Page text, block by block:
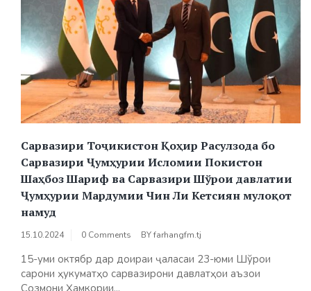
Сарвазири Тоҷикистон Қоҳир Расулзода бо
Сарвазири Ҷумҳурии Исломии Покистон
Шаҳбоз Шариф ва Сарвазири Шўрои давлатии
Ҷумҳурии Мардумии Чин Ли Кетсиян мулоқот
намуд
15.10.2024 0 Comments BYfarhangfm.tj
15-уми октябр дар доираи ҷаласаи 23-юми Шўрои
сарони ҳукуматҳо сарвазирони давлатҳои аъзои
Созмони Ҳамкории...